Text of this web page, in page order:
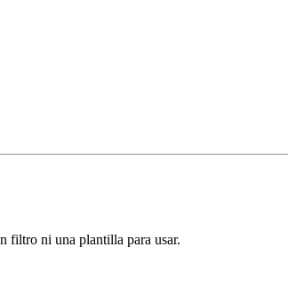
filtro ni una plantilla para usar.